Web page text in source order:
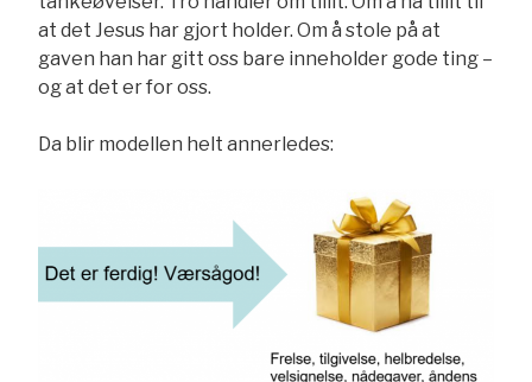
at det Jesus har gjort holder. Om å stole på at
gaven han har gitt oss bare inneholder gode ting –
og at det er for oss.
Da blir modellen helt annerledes: